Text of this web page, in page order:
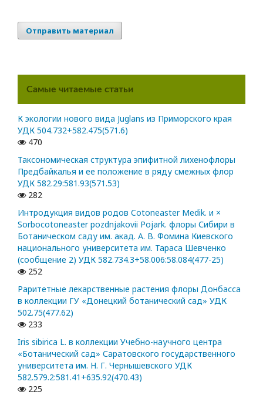
Отправить материал
Самые читаемые статьи
К экологии нового вида Juglans из Приморского края
УДК 504.732+582.475(571.6)
470
Таксономическая структура эпифитной лихенофлоры
Предбайкалья и ее положение в ряду смежных флор
УДК 582.29:581.93(571.53)
282
Интродукция видов родов Cotoneaster Medik. и ×
Sorbocotoneaster pozdnjakovii Pojark. флоры Сибири в
Ботаническом саду им. акад. А. В. Фомина Киевского
национального университета им. Тараса Шевченко
(сообщение 2) УДК 582.734.3+58.006:58.084(477-25)
252
Раритетные лекарственные растения флоры Донбасса
в коллекции ГУ «Донецкий ботанический сад» УДК
502.75(477.62)
233
Iris sibirica L. в коллекции Учебно-научного центра
«Ботанический сад» Саратовского государственного
университета им. Н. Г. Чернышевского УДК
582.579.2:581.41+635.92(470.43)
225